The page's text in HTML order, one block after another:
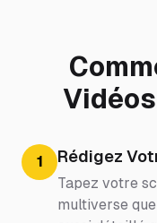
1 Rédigez
Tapez votre
multiverse